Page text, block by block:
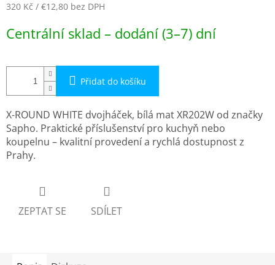
320 Kč / €12,80 bez DPH
cena:
Centrální sklad – dodání (3–7) dní
Přidat do košíku
X-ROUND WHITE dvojháček, bílá mat XR202W od značky
Sapho. Praktické příslušenství pro kuchyň nebo
koupelnu – kvalitní provedení a rychlá dostupnost z
Prahy.
ZEPTAT SE SDÍLET